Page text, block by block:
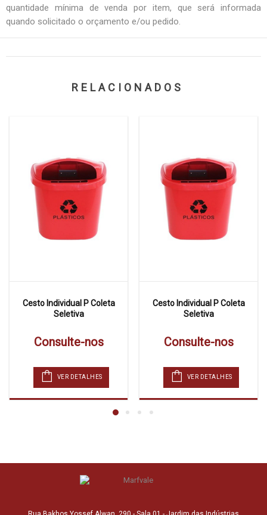
quantidade mínima de venda por item, que será informada
quando solicitado o orçamento e/ou pedido.
RELACIONADOS
Cesto Individual P Coleta
Seletiva
Consulte-nos
VER DETALHES
Cesto Individual P Coleta
Seletiva
Consulte-nos
VER DETALHES